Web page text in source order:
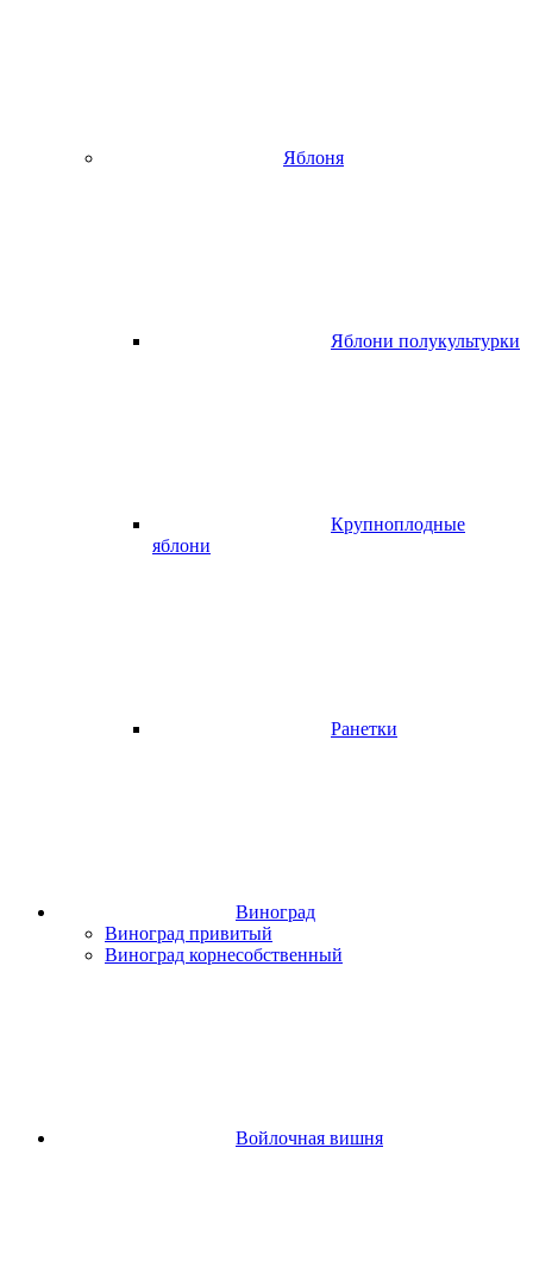
Яблоня
Яблони полукультурки
Крупноплодные
яблони
Ранетки
Виноград
Виноград привитый
Виноград корнесобственный
Войлочная вишня